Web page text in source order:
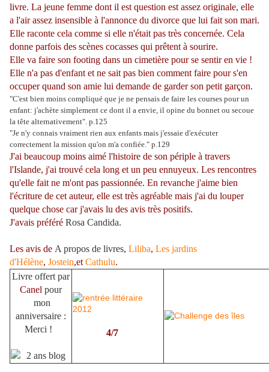
livre. La jeune femme dont il est question est assez originale, elle
a l'air assez insensible à l'annonce du divorce que lui fait son mari.
Elle raconte cela comme si elle n'était pas très concernée. Cela
donne parfois des scènes cocasses qui prêtent à sourire.
Elle va faire son footing dans un cimetière pour se sentir en vie !
Elle n'a pas d'enfant et ne sait pas bien comment faire pour s'en
occuper quand son amie lui demande de garder son petit garçon.
"C'est bien moins compliqué que je ne pensais de faire les courses pour un
enfant: j'achète simplement ce dont il a envie, il opine du bonnet ou secoue
la tête alternativement". p.125
"Je n'y connais vraiment rien aux enfants mais j'essaie d'exécuter
correctement la mission qu'on m'a confiée." p.129
J'ai beaucoup moins aimé l'histoire de son périple à travers
l'Islande, j'ai trouvé cela long et un peu ennuyeux. Les rencontres
qu'elle fait ne m'ont pas passionnée. En revanche j'aime bien
l'écriture de cet auteur, elle est très agréable mais j'ai du louper
quelque chose car j'avais lu des avis très positifs.
J'avais préféré Rosa Candida.
Les avis de A propos de livres, Liliba, Les jardins
d'Hélène, Jostein,et Cathulu.
Livre offert par
Canel pour
mon
anniversaire :
Merci !
4/7